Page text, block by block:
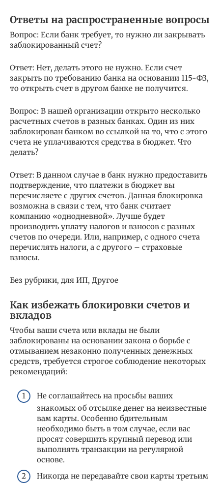
Ответы на распространенные вопросы
Вопрос: Если банк требует, то нужно ли закрывать
заблокированный счет?
Ответ: Нет, делать этого не нужно. Если счет
закрыть по требованию банка на основании 115-ФЗ,
то открыть счет в другом банке не получится.
Вопрос: В нашей организации открыто несколько
расчетных счетов в разных банках. Один из них
заблокирован банком во ссылкой на то, что с этого
счета не уплачиваются средства в бюджет. Что
делать?
Ответ: В данном случае в банк нужно предоставить
подтверждение, что платежи в бюджет вы
перечисляете с других счетов. Данная блокировка
возможна в связи с тем, что банк считает
компанию «однодневной». Лучше будет
производить уплату налогов и взносов с разных
счетов по очереди. Или, например, с одного счета
перечислять налоги, а с другого – страховые
взносы.
Без рубрики, для ИП, Другое
Как избежать блокировки счетов и
вкладов
Чтобы ваши счета или вклады не были
заблокированы на основании закона о борьбе с
отмыванием незаконно полученных денежных
средств, требуется строгое соблюдение некоторых
рекомендаций:
Не соглашайтесь на просьбы ваших
знакомых об отсылке денег на неизвестные
вам карты. Особенно бдительным
необходимо быть в том случае, если вас
просят совершить крупный перевод или
выполнять транзакции на регулярной
основе.
Никогда не передавайте свои карты третьим